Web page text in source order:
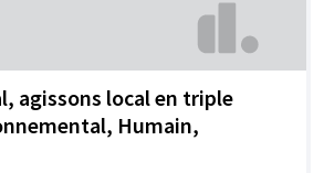
agissons local en triple
Humain,